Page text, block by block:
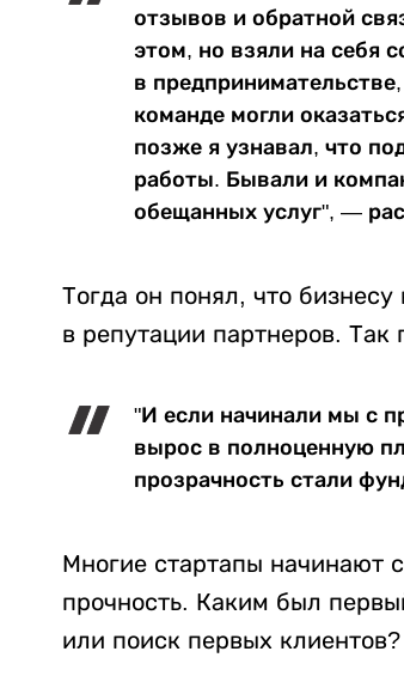
отзывов и обратной
этом, но взяли на себя
в
команде могли
позже я узнавал, что
работы. Бывали и
обещанных услуг", —
Тогда он понял, что
в репутации партнеров. Так
"И если начинали мы с
вырос в полноценную
прозрачность стали
Многие стартапы начинают
прочность. Каким был
или поиск первых клиентов?